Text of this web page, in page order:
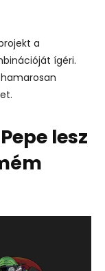
a
ígéri.
lesz